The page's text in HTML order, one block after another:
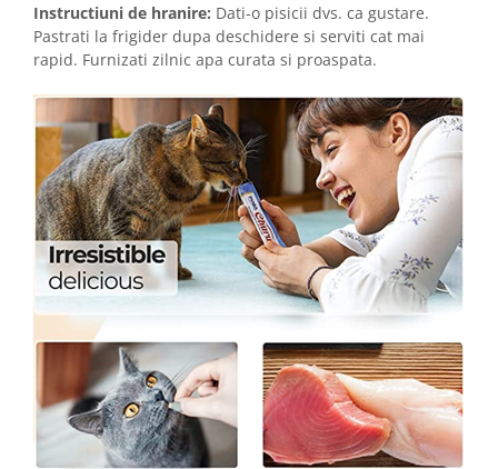
Instructiuni de hranire: Dati-o pisicii dvs. ca gustare.
Pastrati la frigider dupa deschidere si serviti cat mai
rapid. Furnizati zilnic apa curata si proaspata.